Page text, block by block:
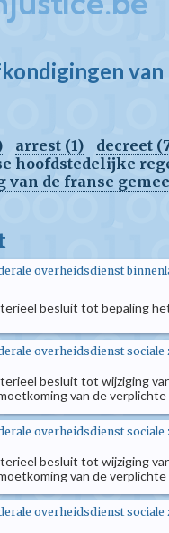
van
arrest (1) decreet
hoofdstedelijke
de franse
overheidsdienst
besluit tot bepaling
overheidsdienst sociale
besluit tot wijziging
van de
overheidsdienst sociale
besluit tot wijziging
van de
overheidsdienst sociale